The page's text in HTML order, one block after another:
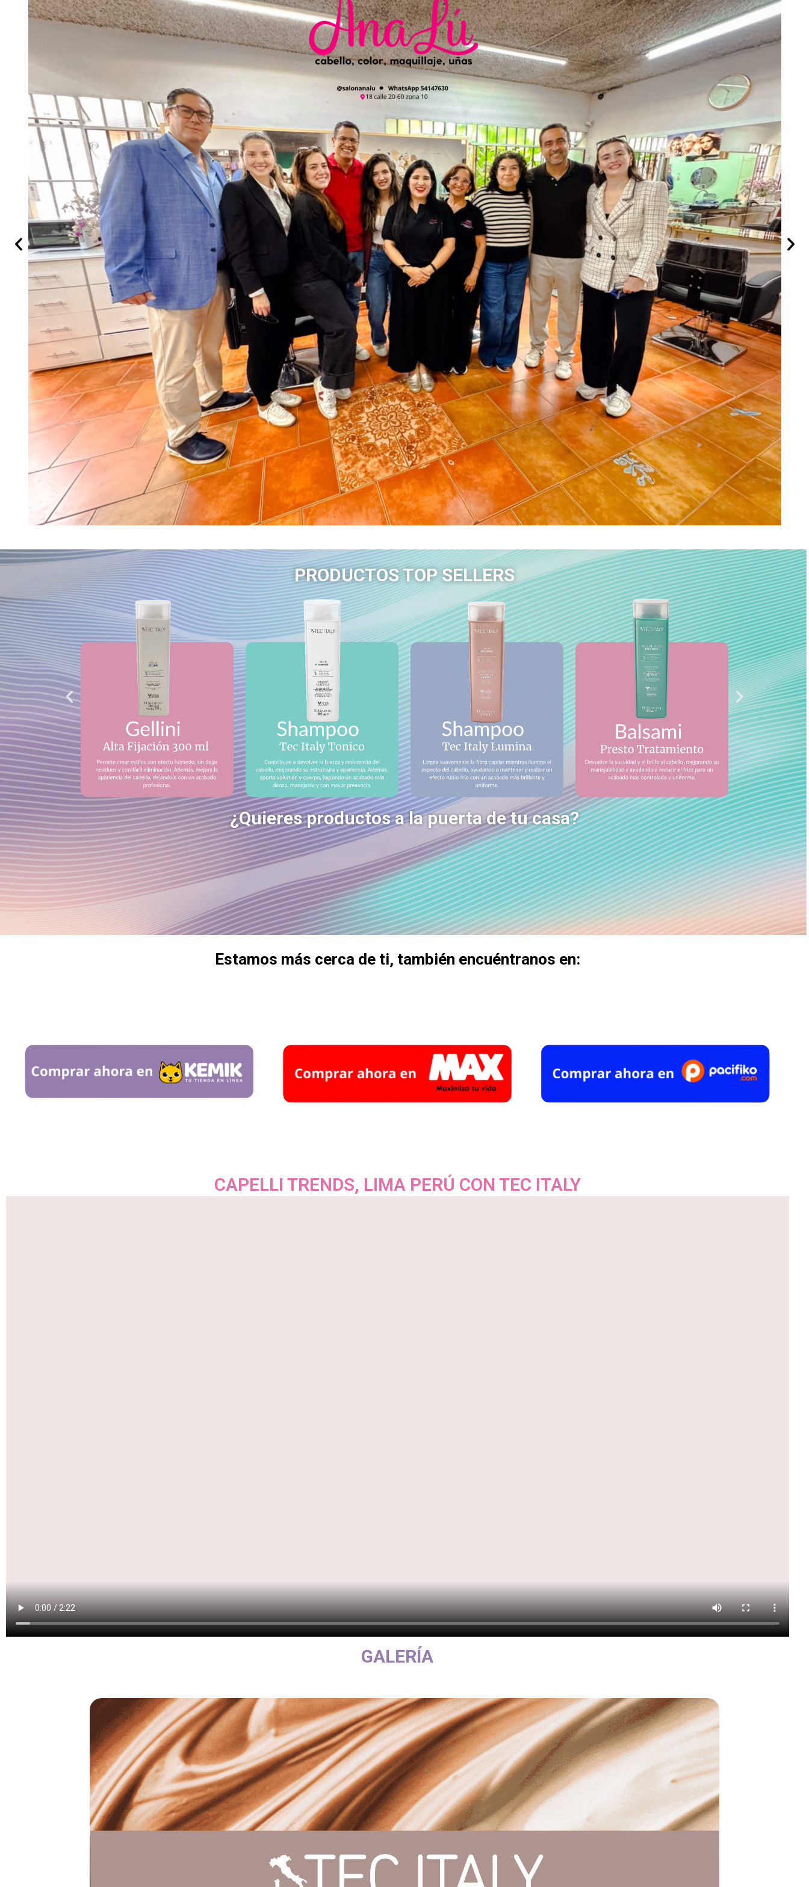
PRODUCTOS TOP SELLERS
¿Quieres productos a la puerta de tu casa?
Estamos más cerca de ti, también encuéntranos en:
CAPELLI TRENDS, LIMA PERÚ CON TEC ITALY
GALERÍA